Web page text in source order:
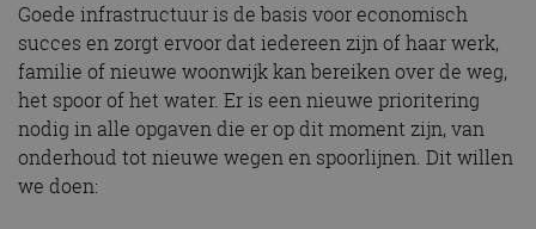
Goede infrastructuur is de basis voor economisch
succes en zorgt ervoor dat iedereen zijn of haar werk,
familie of nieuwe woonwijk kan bereiken over de weg,
het spoor of het water. Er is een nieuwe prioritering
nodig in alle opgaven die er op dit moment zijn, van
onderhoud tot nieuwe wegen en spoorlijnen. Dit willen
we doen: